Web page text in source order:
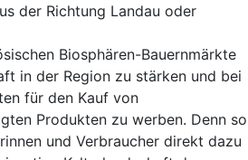
der Richtung Landau oder
Biosphären-Bauernmärkte
in der Region zu stärken und bei
für den Kauf von
Produkten zu werben. Denn so
und Verbraucher direkt dazu